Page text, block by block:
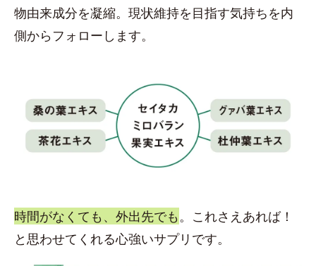
物由来成分を凝縮。現状維持を目指す気持ちを内
側からフォローします。
時間がなくても、外出先でも。これさえあれば！
と思わせてくれる心強いサプリです。